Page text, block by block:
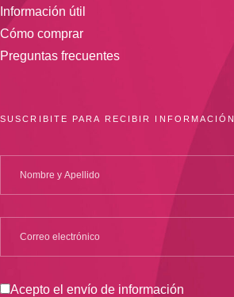
Información útil
Cómo comprar
Preguntas frecuentes
SUSCRIBITE PARA RECIBIR INFORMACIÓN
Acepto el envío de información